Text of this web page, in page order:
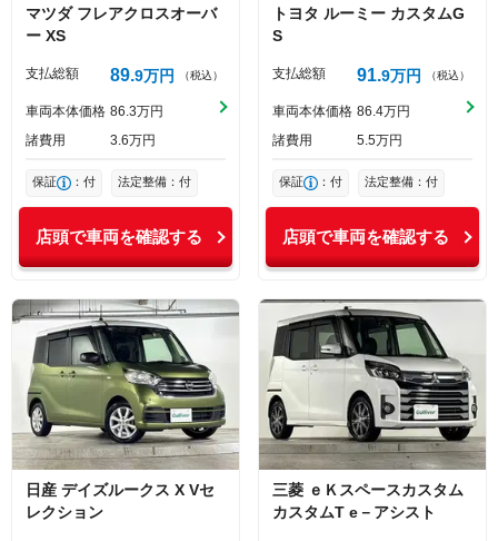
マツダ フレアクロスオーバ
ー XS
支払総額 89 9万円 （税込）
車両本体価格 86 3万円
諸費用
3 6万円
保証 ：付 法定整備：付
店頭で車両を確認する
トヨタ ルーミー カスタムG
S
支払総額 91 9万円 （税込）
車両本体価格 86 4万円
諸費用
5 5万円
保証 ：付 法定整備：付
店頭で車両を確認する
日産 デイズルークス X Vセ
レクション
三菱 ｅＫスペースカスタム
カスタムT e－アシスト